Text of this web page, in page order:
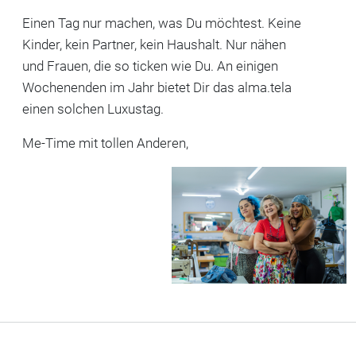
Einen Tag nur machen, was Du möchtest. Keine
Kinder, kein Partner, kein Haushalt. Nur nähen
und Frauen, die so ticken wie Du. An einigen
Wochenenden im Jahr bietet Dir das alma.tela
einen solchen Luxustag.
Me-Time mit tollen Anderen,